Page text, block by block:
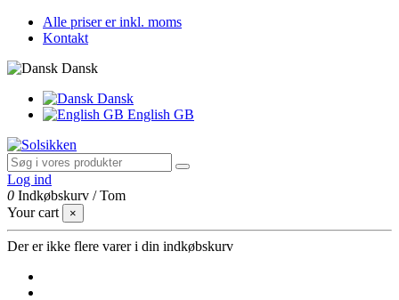
Alle priser er inkl. moms
Kontakt
Dansk
Dansk
English GB
Log ind
0 Indkøbskurv /Tom
Your cart
×
Der er ikke flere varer i din indkøbskurv